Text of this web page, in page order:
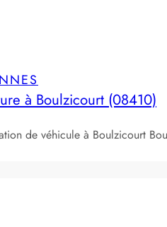
à Boulzicourt (08410)
de véhicule à Boulzicourt